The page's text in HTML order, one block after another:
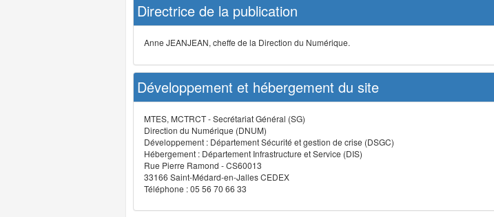
Directrice de la publication
Anne JEANJEAN, cheffe de la Direction du Numérique.
Développement et hébergement du site
MTES, MCTRCT - Secrétariat Général (SG)
Direction du Numérique (DNUM)
Développement : Département Sécurité et gestion de crise (DSGC)
Hébergement : Département Infrastructure et Service (DIS)
Rue Pierre Ramond - CS60013
33166 Saint-Médard-en-Jalles CEDEX
Téléphone : 05 56 70 66 33